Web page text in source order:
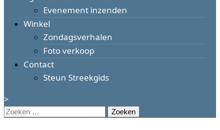
Evenement inzenden
Winkel
Zondagsverhalen
Foto verkoop
Contact
Steun Streekgids
>
Zoeken